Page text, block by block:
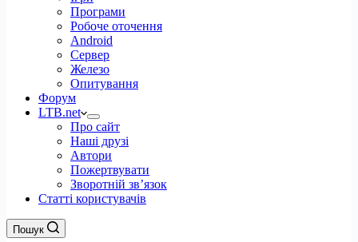
Програми
Робоче оточення
Android
Сервер
Железо
Опитування
Форум
LTB.net
Про сайт
Наші друзі
Автори
Пожертвувати
Зворотній зв’язок
Статті користувачів
Пошук